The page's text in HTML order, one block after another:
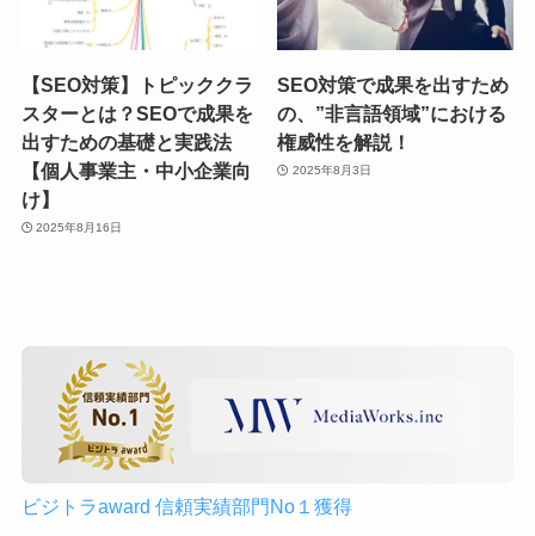
【SEO対策】トピッククラ
スターとは？SEOで成果を
出すための基礎と実践法
【個人事業主・中小企業向
け】
2025年8月16日
SEO対策で成果を出すため
の、”非言語領域”における
権威性を解説！
2025年8月3日
ビジトラaward 信頼実績部門No１獲得